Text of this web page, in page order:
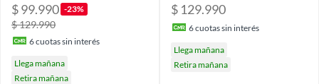
$ 99.990 -23%
$ 129.990
6cuotas sin interés
Llega mañana
Retira mañana
$ 129.990
6cuotas sin interés
Llega mañana
Retira mañana